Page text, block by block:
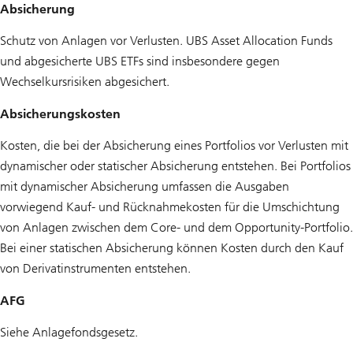
Absicherung
Schutz von Anlagen vor Verlusten. UBS Asset Allocation Funds
und abgesicherte UBS ETFs sind insbesondere gegen
Wechselkursrisiken abgesichert.
Absicherungskosten
Kosten, die bei der Absicherung eines Portfolios vor Verlusten mit
dynamischer oder statischer Absicherung entstehen. Bei Portfolios
mit dynamischer Absicherung umfassen die Ausgaben
vorwiegend Kauf- und Rücknahmekosten für die Umschichtung
von Anlagen zwischen dem Core- und dem Opportunity-Portfolio.
Bei einer statischen Absicherung können Kosten durch den Kauf
von Derivatinstrumenten entstehen.
AFG
Siehe Anlagefondsgesetz.